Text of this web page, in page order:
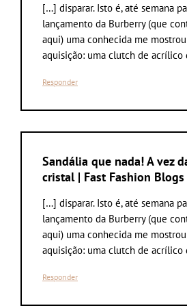
[…] disparar. Isto é, até semana
lançamento da Burberry (que
aqui) uma conhecida me
aquisição: uma clutch de
Responder
Sandália que nada! A vez
cristal | Fast Fashion Blogs
[…] disparar. Isto é, até semana
lançamento da Burberry (que
aqui) uma conhecida me
aquisição: uma clutch de
Responder